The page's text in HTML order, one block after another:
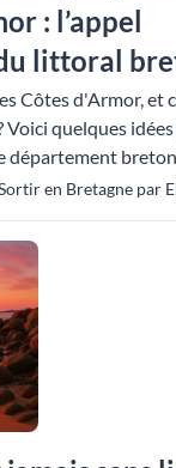
: l’appel
littoral
Côtes d'Armor, et
quelques
département breton
en Bretagne par